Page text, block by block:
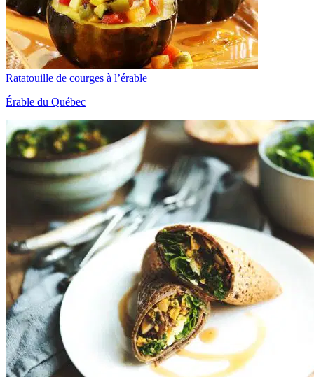
Ratatouille de courges à l’érable
Érable du Québec